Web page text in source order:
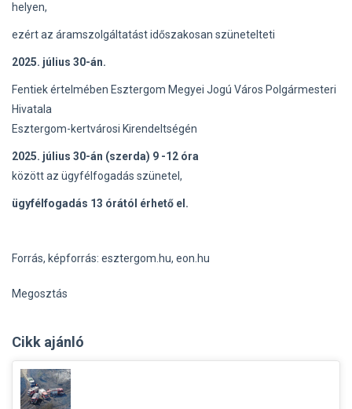
helyen,
ezért az áramszolgáltatást időszakosan szünetelteti
2025. július 30-án.
Fentiek értelmében Esztergom Megyei Jogú Város Polgármesteri
Hivatala
Esztergom-kertvárosi Kirendeltségén
2025. július 30-án (szerda) 9 -12 óra
között az ügyfélfogadás szünetel,
ügyfélfogadás 13 órától érhető el.
Forrás, képforrás: esztergom.hu, eon.hu
Megosztás
Cikk ajánló